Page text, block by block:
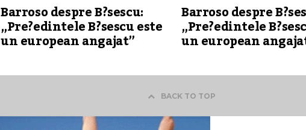
Barroso despre B?sescu:
„Pre?edintele B?sescu este
un european angajat”
Barroso despre
„Pre?edintele
un european
BACK TO TOP